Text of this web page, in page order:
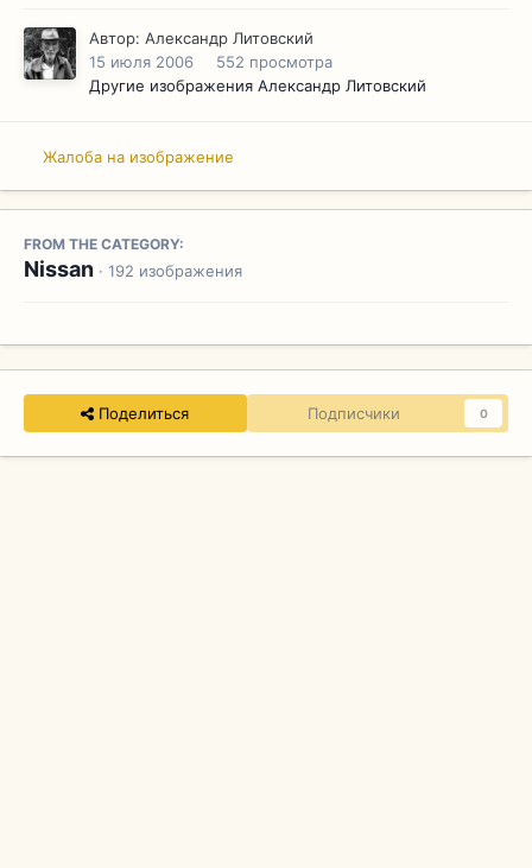
Автор: Александр Литовский
15 июля 2006
552 просмотра
Другие изображения Александр Литовский
Жалоба на изображение
FROM THE CATEGORY:
Nissan · 192 изображения
Поделиться Подписчики 0